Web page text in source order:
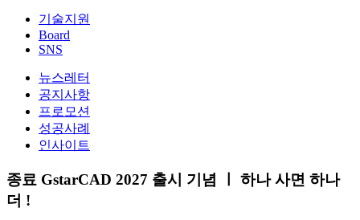
기술지원
Board
SNS
뉴스레터
공지사항
프로모션
성공사례
인사이트
종료 GstarCAD 2027 출시 기념 ㅣ 하나 사면 하나
더 !